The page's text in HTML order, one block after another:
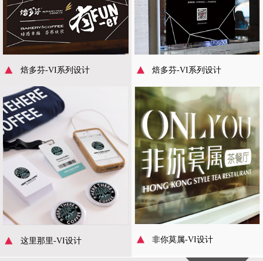
焙多芬-VI系列设计
这里那里-VI设计
焙多芬-VI系列设计
非你莫属-VI设计